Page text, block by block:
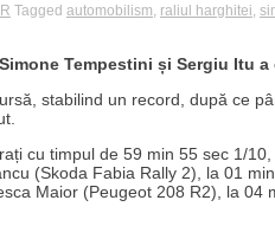
Tagged automobilism raliul harghitei
Tempestini și Sergiu Itu
stabilind un record, după ce
cu timpul de 59 min 55 sec 1/
(Skoda Fabia Rally 2), la 01
Maior (Peugeot 208 R2), la 04